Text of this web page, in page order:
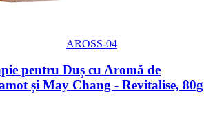
AROSS-04
pentru Duș cu Aromă de
și May Chang - Revitalise, 80g